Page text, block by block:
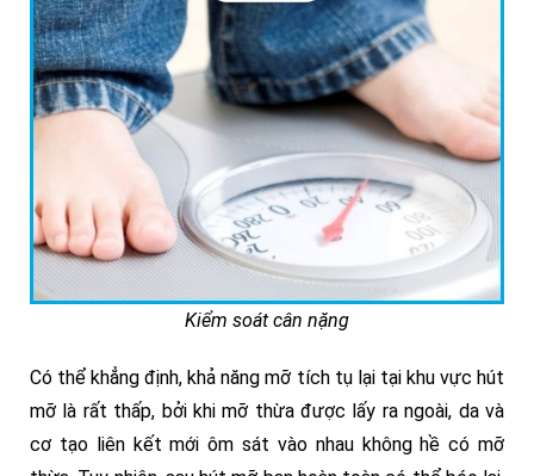
Kiểm soát cân nặng
Có thể khẳng định, khả năng mỡ tích tụ lại tại khu vực hút
mỡ là rất thấp, bởi khi mỡ thừa được lấy ra ngoài, da và
cơ tạo liên kết mới ôm sát vào nhau không hề có mỡ